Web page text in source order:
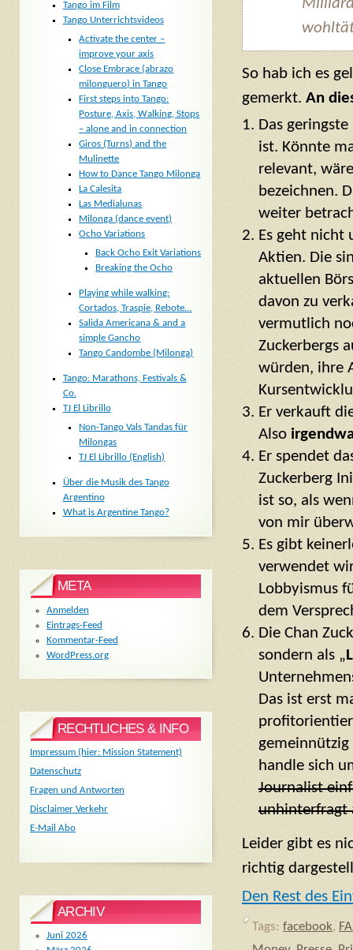
So hab ich es
gemerkt. An
Das
ist. Könnte
relevant,
bezeichnen.
weiter
Es geht nicht
Aktien. Die
aktuellen
davon zu
vermutlich
Zuckerbergs
würden, ihre
Er verkauft
Also
Er spendet
Zuckerberg
ist so, als
von mir
Es gibt
verwendet
Lobbyismus
dem
Die Chan
sondern als „
Das ist erst
gemeinnützig
handle sich
Journalist
unhinterfragt
Leider gibt es
richtig
Den Rest des
Tags: facebook,
Tango im Film
Tango Unterrichtsvideos
Activate the center –
improve your axis
Close Embrace (abrazo
milonguero) in Tango
First steps into Tango:
Posture, Axis, Walking, Stops
– alone and in connection
Giros (Turns) and the
Mulinette
How to Dance Tango Milonga
La Calesita
Las Medialunas
Milonga (dance event)
Ocho Variations
Back Ocho Exit Variations
Breaking the Ocho
Playing while walking:
Cortados, Traspie, Rebote…
Salida Americana & and a
simple Gancho
Tango Candombe (Milonga)
Tango: Marathons, Festivals &
Co.
TJ El Librillo
Non-Tango Vals Tandas für
Milongas
TJ El Librillo (English)
Über die Musik des Tango
Argentino
What is Argentine Tango?
META
Anmelden
Eintrags-Feed
Kommentar-Feed
WordPress.org
RECHTLICHES & INFO
Impressum (hier: Mission Statement)
Datenschutz
Fragen und Antworten
Disclaimer Verkehr
E-Mail Abo
ARCHIV
Juni 2026